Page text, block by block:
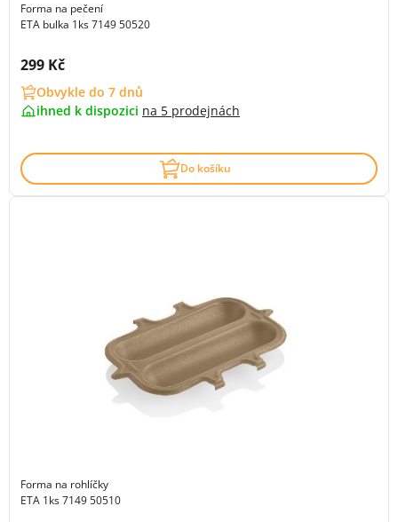
Forma na pečení
ETA bulka 1ks 7149 50520
Cena s DPH:
299 Kč
Obvykle do 7 dnů
ihned k dispozici na 5 prodejnách
Do košíku
Forma na rohlíčky
ETA 1ks 7149 50510